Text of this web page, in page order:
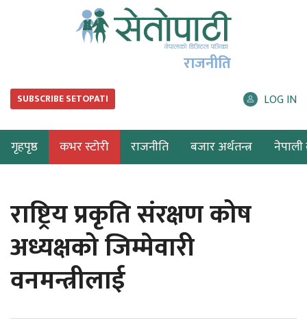
राजनीति
SUBSCRIBE SETOPATI LOG IN
गृहपृष्ठ कभर स्टोरी राजनीति बजार अर्थतन्त्र नेपाली
राष्ट्रिय प्रकृति संरक्षण कोष
अध्यक्षको जिम्मेवारी
वनमन्त्रीलाई